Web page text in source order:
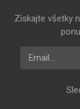
Získajte všetky
Email